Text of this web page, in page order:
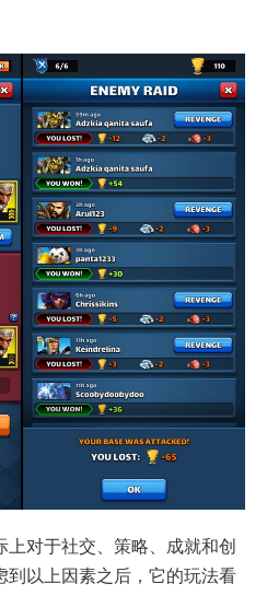
上对于社交、策略、成就和创
到以上因素之后，它的玩法看